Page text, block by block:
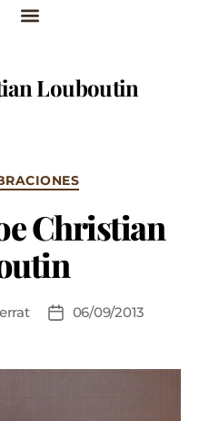
Louboutin
Christian
06/09/2013